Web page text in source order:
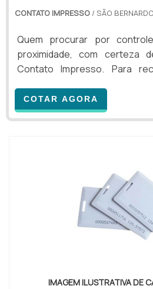
CONTATO IMPRESSO / SÃO
Quem procurar por
proximidade, com certeza
Contato Impresso. Para
escolher uma organização
bom suporte pré-venda e
empresa inovadora, chegará
COTAR AGORA
IMAGEM ILUSTRATIVA DE